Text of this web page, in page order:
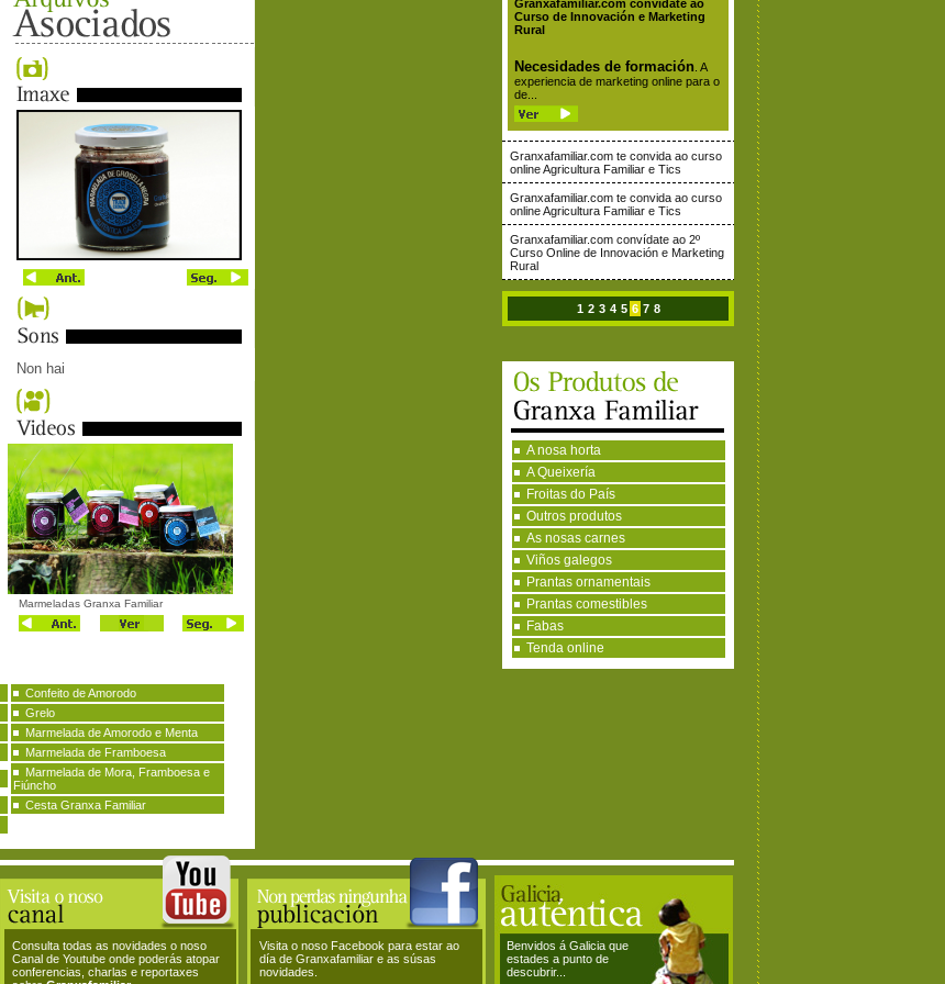
Granxafamiliar.com convídate ao
Curso de Innovación e Marketing
Rural
Necesidades de formación . A
experiencia de marketing online para o
de...
Granxafamiliar.com te convida ao curso
online Agricultura Familiar e Tics
Granxafamiliar.com te convida ao curso
online Agricultura Familiar e Tics
Granxafamiliar.com convídate ao 2º
Curso Online de Innovación e Marketing
Rural
1 2 3 4 5 6 7 8
A nosa horta
A Queixería
Froitas do País
Outros produtos
As nosas carnes
Viños galegos
Prantas ornamentais
Prantas comestibles
Fabas
Tenda online
Non hai
Marmeladas Granxa Familiar
Confeito de Amorodo
Grelo
Marmelada de Amorodo e Menta
Marmelada de Framboesa
Marmelada de Mora, Framboesa e
Fiúncho
Cesta Granxa Familiar
Consulta todas as novidades o noso
Canal de Youtube onde poderás atopar
conferencias, charlas e reportaxes
Visita o noso Facebook para estar ao
día de Granxafamiliar e as súsas
novidades.
Benvidos á Galicia que
estades a punto de
descubrir...